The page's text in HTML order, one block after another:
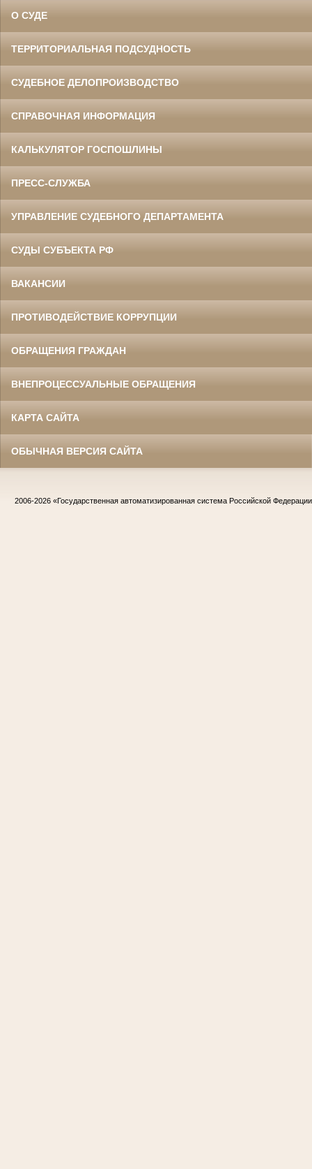
О СУДЕ
ТЕРРИТОРИАЛЬНАЯ ПОДСУДНОСТЬ
СУДЕБНОЕ ДЕЛОПРОИЗВОДСТВО
СПРАВОЧНАЯ ИНФОРМАЦИЯ
КАЛЬКУЛЯТОР ГОСПОШЛИНЫ
ПРЕСС-СЛУЖБА
УПРАВЛЕНИЕ СУДЕБНОГО ДЕПАРТАМЕНТА
СУДЫ СУБЪЕКТА РФ
ВАКАНСИИ
ПРОТИВОДЕЙСТВИЕ КОРРУПЦИИ
ОБРАЩЕНИЯ ГРАЖДАН
ВНЕПРОЦЕССУАЛЬНЫЕ ОБРАЩЕНИЯ
КАРТА САЙТА
ОБЫЧНАЯ ВЕРСИЯ САЙТА
2006-2026 «Государственная автоматизированная система Российской